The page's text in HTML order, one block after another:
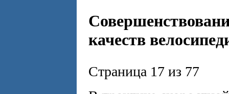
качеств
Страница 17 из 77